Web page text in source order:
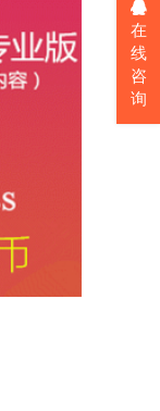
在
线
咨
询